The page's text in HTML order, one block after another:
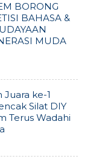
BORONG
BAHASA &
MUDA
Juara ke-1
Silat DIY
Terus Wadahi